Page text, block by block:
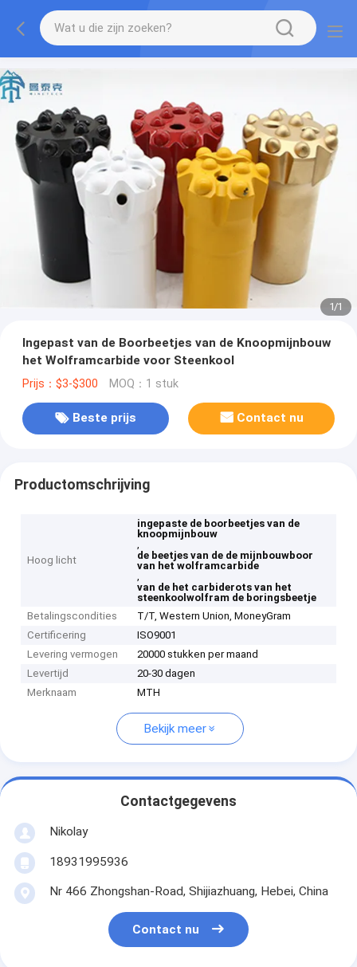
1/1
Ingepast van de Boorbeetjes van de Knoopmijnbouw
het Wolframcarbide voor Steenkool
Prijs：$3-$300 MOQ：1 stuk
Beste prijs Contact nu
Productomschrijving
Hoog licht
ingepaste de boorbeetjes van de
knoopmijnbouw
,
de beetjes van de de mijnbouwboor
van het wolframcarbide
,
van de het carbiderots van het
steenkoolwolfram de boringsbeetje
Betalingscondities
T/T, Western Union, MoneyGram
Certificering
ISO9001
Levering vermogen
20000 stukken per maand
Levertijd
20-30 dagen
Merknaam
MTH
Bekijk meer
Contactgegevens
Nikolay
18931995936
Nr 466 Zhongshan-Road, Shijiazhuang, Hebei, China
Contact nu